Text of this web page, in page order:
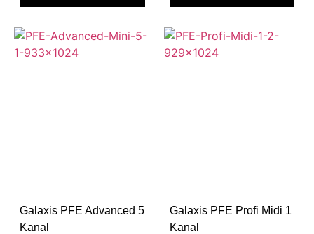
Galaxis PFE Advanced 5
Kanal
Galaxis PFE Profi Midi 1
Kanal